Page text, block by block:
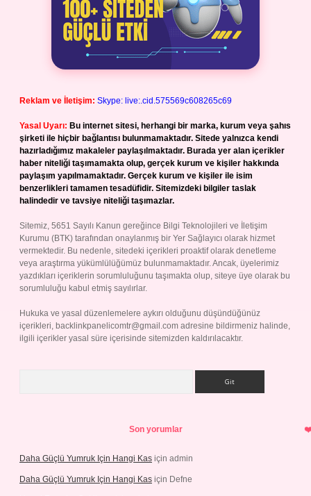
Reklam ve İletişim: Skype: live:.cid.575569c608265c69
Yasal Uyarı: Bu internet sitesi, herhangi bir marka, kurum veya şahıs
şirketi ile hiçbir bağlantısı bulunmamaktadır. Sitede yalnızca kendi
hazırladığımız makaleler paylaşılmaktadır. Burada yer alan içerikler
haber niteliği taşımamakta olup, gerçek kurum ve kişiler hakkında
paylaşım yapılmamaktadır. Gerçek kurum ve kişiler ile isim
benzerlikleri tamamen tesadüfidir. Sitemizdeki bilgiler taslak
halindedir ve tavsiye niteliği taşımazlar.
Sitemiz, 5651 Sayılı Kanun gereğince Bilgi Teknolojileri ve İletişim
Kurumu (BTK) tarafından onaylanmış bir Yer Sağlayıcı olarak hizmet
vermektedir. Bu nedenle, sitedeki içerikleri proaktif olarak denetleme
veya araştırma yükümlülüğümüz bulunmamaktadır. Ancak, üyelerimiz
yazdıkları içeriklerin sorumluluğunu taşımakta olup, siteye üye olarak bu
sorumluluğu kabul etmiş sayılırlar.
Hukuka ve yasal düzenlemelere aykırı olduğunu düşündüğünüz
içerikleri, backlinkpanelicomtr@gmail.com adresine bildirmeniz halinde,
ilgili içerikler yasal süre içerisinde sitemizden kaldırılacaktır.
Son yorumlar
Daha Güçlü Yumruk Için Hangi Kas için admin
Daha Güçlü Yumruk Için Hangi Kas için Defne